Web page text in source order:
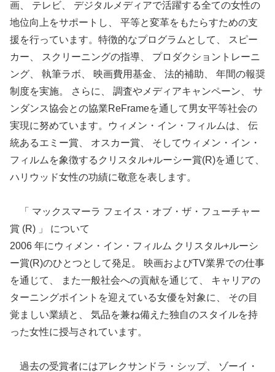
画、 テレビ、 デジタルメディアで活躍する全ての女性の
地位向上をサポートし、 平等と変革をもたらすための支
援を行っています。特徴的なプログラムとして、 スピー
カー、 スクリーニングの指導、 プロダクショントレーニ
ング、 執筆ラボ、 映画費用基金、 法的補助、 年間の報奨
制度を実施。 さらに、 調査やメディアキャンペーン、 サ
ンダンス協会との協業ReFrameを通して男女平等社会の
実現に努めています。ウィメン・イン・フィルムは、 伝
統あるエミー賞、 オスカー賞、 そしてウィメン・イン・
フィルムを象徴するクリスタル+ルーシー賞(R)を通じて、
ハリウッド女性の功績に敬意を表します。
「 マックスマーラ フェイス・オブ・ザ・フューチャー
賞 (R) 」 について
2006 年にウィメン・イン・フィルム クリスタル+ルーシ
ー賞(R)のひとつとして発足。 映画およびTV業界での仕事
を通じて、 また一般社会への貢献を通じて、 キャリアの
ターニングポイントを迎えている女優を対象に、 その目
覚ましい業績と、 気品を兼ね備えた独自のスタイルを持
った女性に授与されています。
過去の受賞者にはアレクサンドラ・シップ、 ゾーイ・